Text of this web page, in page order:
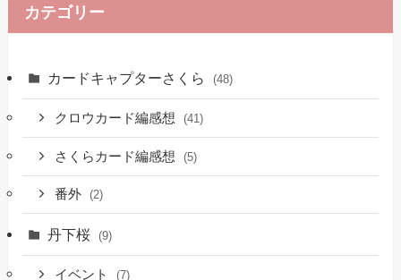
カテゴリー
カードキャプターさくら (48)
クロウカード編感想 (41)
さくらカード編感想 (5)
番外 (2)
丹下桜 (9)
イベント (7)